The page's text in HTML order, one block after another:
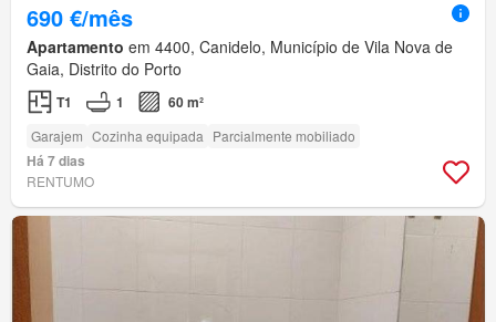
690 €/mês
Apartamento em 4400, Canidelo, Município de Vila Nova de
Gaia, Distrito do Porto
T1 1 60 m²
Garajem Cozinha equipada Parcialmente mobiliado
Há 7 dias
RENTUMO